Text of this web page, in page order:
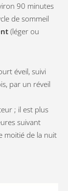
90 minutes
de sommeil
(léger ou
éveil, suivi
par un réveil
; il est plus
suivant
moitié de la nuit